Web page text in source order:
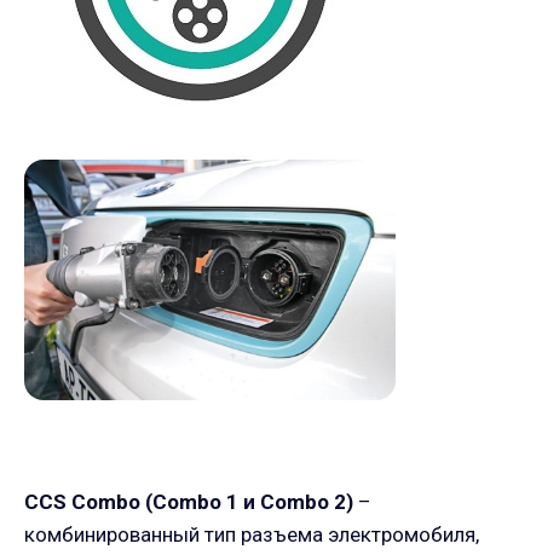
CCS Combo (Combo 1 и Combo 2) –
комбинированный тип разъема электромобиля,